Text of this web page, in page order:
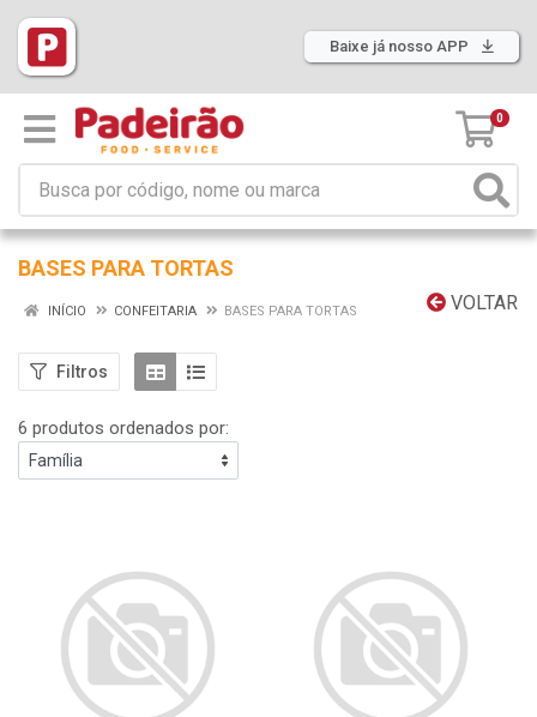
Baixe já nosso APP
0
BASES PARA TORTAS
VOLTAR
INÍCIO CONFEITARIA BASES PARA TORTAS
Filtros
6 produtos ordenados por: